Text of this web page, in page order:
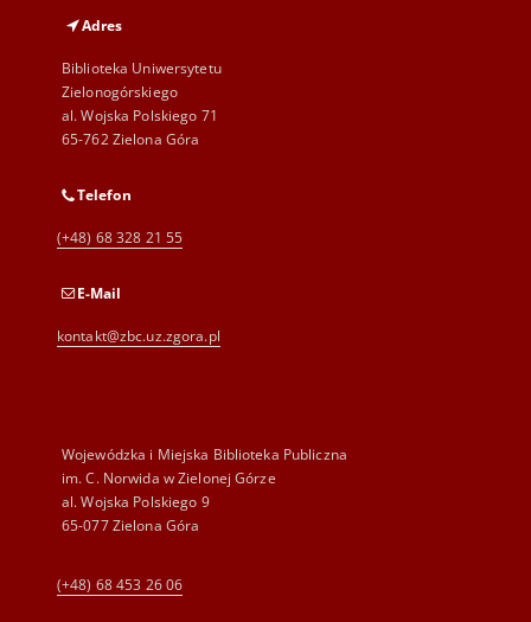
Adres
Biblioteka Uniwersytetu
Zielonogórskiego
al. Wojska Polskiego 71
65-762 Zielona Góra
Telefon
(+48) 68 328 21 55
E-Mail
kontakt@zbc.uz.zgora.pl
Wojewódzka i Miejska Biblioteka Publiczna
im. C. Norwida w Zielonej Górze
al. Wojska Polskiego 9
65-077 Zielona Góra
(+48) 68 453 26 06